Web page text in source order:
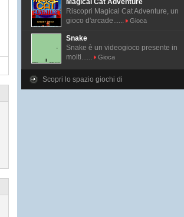
Magical Cat Adventure
Riscopri Magical Cat Adventure, un
gioco d'arcade......
Gioca
Snake
Snake è un videogioco presente in
molti......
Gioca
Scopri lo spazio giochi di